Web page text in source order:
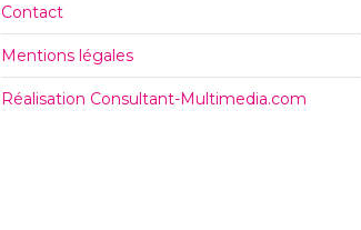
Contact
Mentions légales
Réalisation Consultant-Multimedia.com